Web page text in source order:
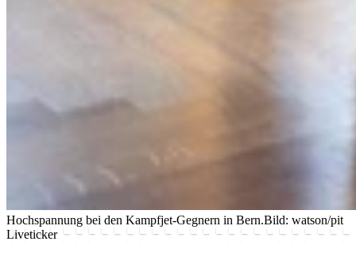
Hochspannung bei den Kampfjet-Gegnern in Bern.Bild: watson/pit
Liveticker